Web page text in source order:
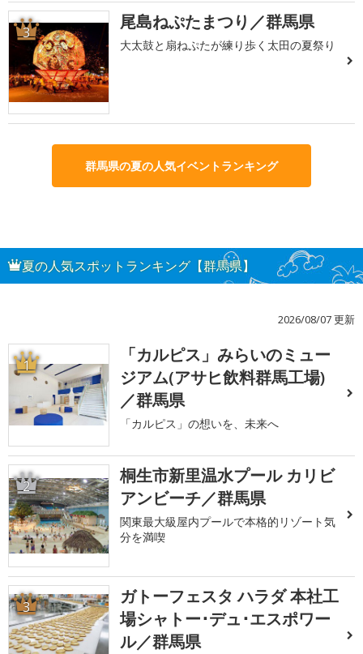
3 尾島ねぷたまつり／群馬県
大太鼓と扇ねぷたが練り歩く太田の夏祭り
群馬県の夏の人気イベントランキング
夏の人気スポットランキング【群馬県】
2026/08/07 更新
1
「カルピス」みらいのミュー
ジアム(アサヒ飲料群馬工場)
／群馬県
「カルピス」の想いを、未来へ
2
桐生市新里温水プール カリビ
アンビーチ／群馬県
関東最大級屋内プールで本格的リゾート気
分を満喫
3
ガトーフェスタ ハラダ 本社工
場シャトー･デュ･エスポワー
ル／群馬県